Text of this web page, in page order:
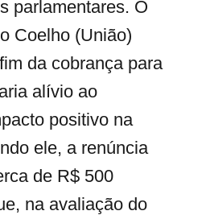
parlamentares. O
Coelho (União)
da cobrança para
alívio ao
positivo na
ele, a renúncia
de R$ 500
na avaliação do